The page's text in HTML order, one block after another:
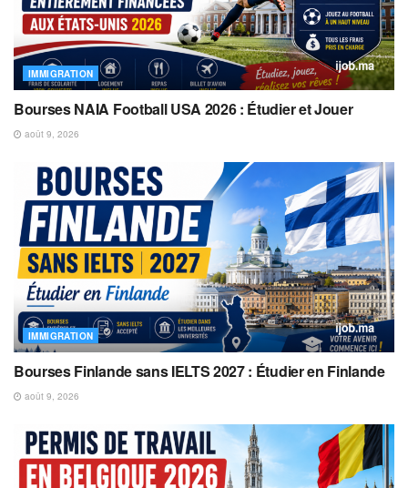
IMMIGRATION
Bourses NAIA Football USA 2026 : Étudier et Jouer
août 9, 2026
IMMIGRATION
Bourses Finlande sans IELTS 2027 : Étudier en Finlande
août 9, 2026